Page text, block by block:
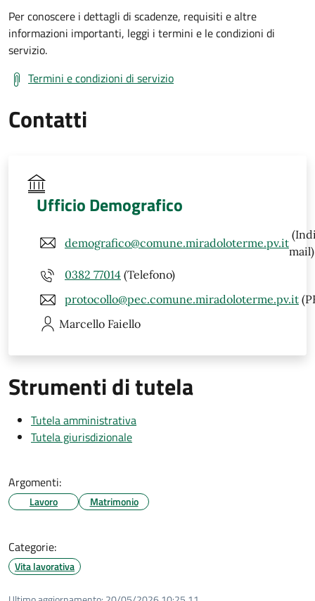
Per conoscere i dettagli di scadenze, requisiti e altre
informazioni importanti, leggi i termini e le condizioni di
servizio.
Termini e condizioni di servizio
Contatti
Ufficio Demografico
demografico@comune.miradoloterme.pv.it
mail)
0382 77014 (Telefono)
protocollo@pec.comune.miradoloterme.pv.it
Marcello Faiello
Strumenti di tutela
Tutela amministrativa
Tutela giurisdizionale
Argomenti:
Lavoro Matrimonio
Categorie:
Vita lavorativa